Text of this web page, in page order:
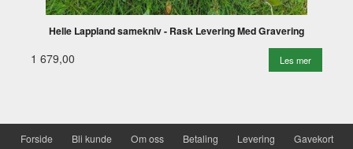
Helle Lappland samekniv - Rask Levering Med Gravering
1 679,00 Les mer
Forside Bli kunde Om oss Betaling Levering Gavekort